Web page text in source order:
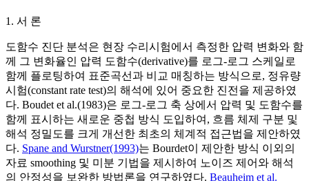
1. 서 론
도함수 진단 분석은 현장 수리시험에서 측정한 압력 변화와 함
께 그 변화율인 압력 도함수(derivative)를 로그-로그 스케일로
함께 플로팅하여 표준곡선과 비교 매칭하는 방식으로, 정유량
시험(constant rate test)의 해석에 있어 중요한 진전을 제공하였
다. Boudet et al.(1983)은 로그-로그 축 상에서 압력 및 도함수를
함께 표시하는 새로운 중첩 방식 도입하여, 흐름 체제 구분 및
해석 정밀도를 크게 개선한 최초의 체계적 접근법을 제안하였
다. Spane and Wurstner(1993)는 Bourdet이 제안한 방식 이외의
자료 smoothing 및 미분 기법을 제시하여 노이즈 제어와 해석
의 안정성을 보완한 방법론을 연구하였다. Beauheim et al.